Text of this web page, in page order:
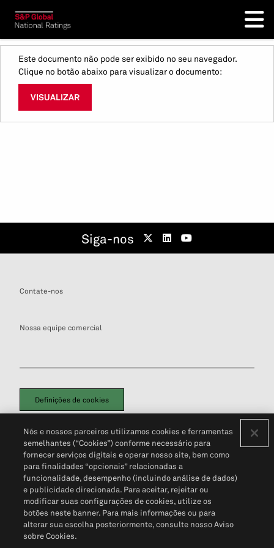
Este documento não pode ser exibido no seu navegador.
Clique no botão abaixo para visualizar o documento:
VISUALIZAR
Siga-nos
Contate-nos
Nossa equipe comercial
Definições de cookies
Política de PrivacidadePortal de privacidade do cliente (em inglês)
Não Venda Minhas Informações Pessoais© 2026 S&P Global
Nós e nossos parceiros utilizamos cookies e ferramentas
semelhantes (“Cookies”) conforme necessário para
fornecer serviços digitais e operar nosso site, bem como
para finalidades “opcionais” relacionadas a
funcionalidade, desempenho (incluindo análise de dados)
e publicidade direcionada. Para aceitar, rejeitar ou
modificar suas configurações de cookies, utilize os
botões neste banner. Para mais informações ou para
alterar sua escolha posteriormente, consulte nosso Aviso
sobre Cookies.